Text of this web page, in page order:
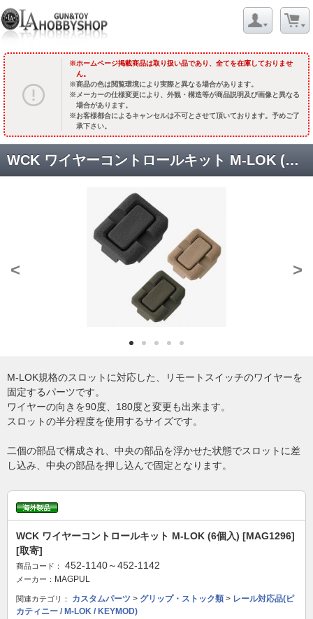
ホームページ掲載商品は取り扱い品であり、全てを在庫しておりませ
ん。
商品の色は閲覧環境により実際と異なる場合があります。
メーカーの仕様変更により、外観・構造等が商品説明及び画像と異なる
場合があります。
お客様都合によるキャンセルは不可とさせて頂いております。予めご了
承下さい。
WCK ワイヤーコントロールキット M-LOK (6個入) [MAG1296] [取寄]
< >
M-LOK規格のスロットに対応した、リモートスイッチのワイヤーを
固定するパーツです。
ワイヤーの向きを90度、180度と変更も出来ます。
スロットの半分程度を使用するサイズです。
二個の部品で構成され、中央の部品を浮かせた状態でスロットに差
し込み、中央の部品を押し込んで固定となります。
WCK ワイヤーコントロールキット M-LOK (6個入) [MAG1296]
[取寄]
商品コード： 452-1140～452-1142
メーカー： MAGPUL
関連カテゴリ： カスタムパーツ > グリップ・ストック類 > レール対応品(ピ
カティニー / M-LOK / KEYMOD)